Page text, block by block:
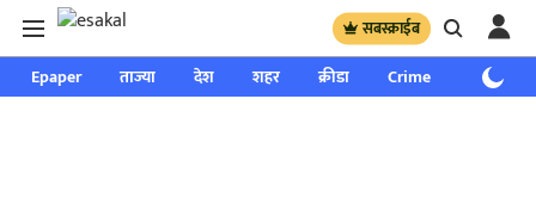
सबस्क्राईब
Epaper ताज्या देश शहर क्रीडा Crime साप्ताहिक